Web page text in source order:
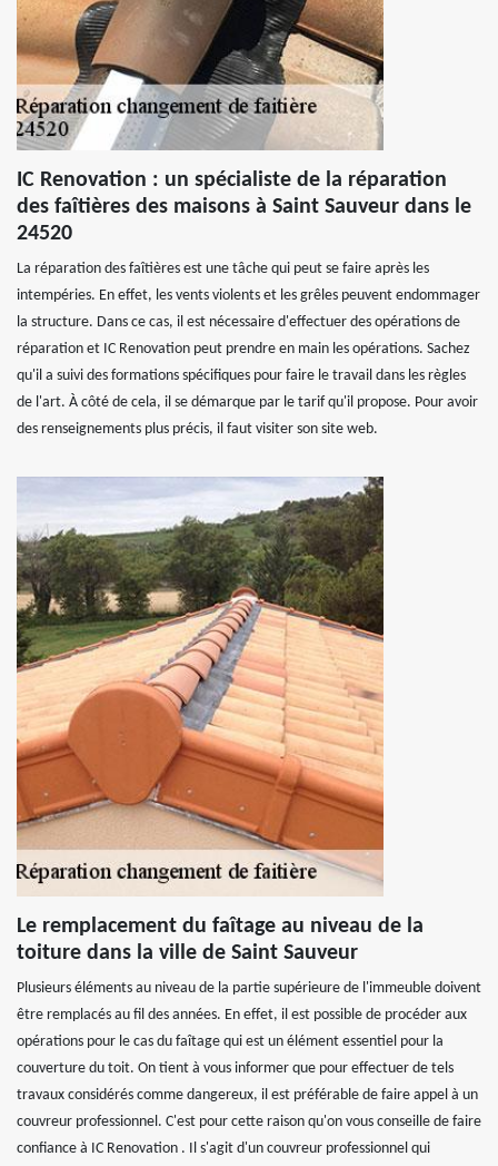
IC Renovation : un spécialiste de la réparation
des faîtières des maisons à Saint Sauveur dans le
24520
La réparation des faîtières est une tâche qui peut se faire après les
intempéries. En effet, les vents violents et les grêles peuvent endommager
la structure. Dans ce cas, il est nécessaire d'effectuer des opérations de
réparation et IC Renovation peut prendre en main les opérations. Sachez
qu'il a suivi des formations spécifiques pour faire le travail dans les règles
de l'art. À côté de cela, il se démarque par le tarif qu'il propose. Pour avoir
des renseignements plus précis, il faut visiter son site web.
Le remplacement du faîtage au niveau de la
toiture dans la ville de Saint Sauveur
Plusieurs éléments au niveau de la partie supérieure de l'immeuble doivent
être remplacés au fil des années. En effet, il est possible de procéder aux
opérations pour le cas du faîtage qui est un élément essentiel pour la
couverture du toit. On tient à vous informer que pour effectuer de tels
travaux considérés comme dangereux, il est préférable de faire appel à un
couvreur professionnel. C'est pour cette raison qu'on vous conseille de faire
confiance à IC Renovation . Il s'agit d'un couvreur professionnel qui